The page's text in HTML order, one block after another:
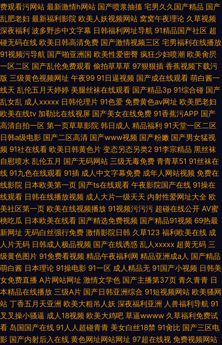
费观看污网站 最新激情h网站 国产喷浆抽搐 宅男久久国产精品 国产
乱肥老妇 最新福利影院 欧美人妖视频网站 窝窝午夜理论 久草视频
深夜福利 波多野步中文字幕 日韩福利网址导航 91精品国产社区 超
碰无码在线 欧美日韩高清免费 国产激情视频三区 宅男福利在线播放
91视频污导航 国产啪亚洲国 欧美性爱密臀 疯狂少妇喷潮 欧美肏屄
一区二区 国产乱伦免费观看 偷拍草草草 97狠狠插 香蕉视频下载污
版 三级黄色视频网址 午夜99 91日逼视频 国产成在线观看 萌白酱一
线天 乱伦五月天婷婷 美腿丝袜在线观看 国产精品3p 91综合碰 国产
乱女乱 成人xxxxx 日韩伦理片 91色爱 免费黄色av网址 欧美肥老妇
欧美在线tv 加勒比在线视屏 国产美女在线免费 91香蕉污APP 国产
高清自拍一区 第一页草草影院 韩日成人 精品福利 91天堂一区二区
日韩a级电影 国产二区高清 国产www视频 国产粉嫩 国产男女猛视
频 91社在线看 欧美日韩黄色片 变态另态另类2 91李宗精品 黑丝袜
自慰喷水 乱伦五月 国产无码网站 三级无毒免费 青青草51 91丝袜在
线 91九色在线观看 91插 成人中文字幕免费 成年人网站视频 免费在
线影院 日本欧美第一页 国产ts在线观看 午夜影院国产在线 91操在
线观看 日韩在线播放视频 成人大片一级天天 内射性爱网址大全 欧
美社区第一页 欧美在线视频播放 91视频污污污 超碰在线公开 AV蜜
桃吃瓜 日本欧美在线看 国产精选免费视频 国产精品91视频 69热最
新网址 无码白丝强行免费 激情影院日韩 久草123 福利欧美在线 成
人片无码 日韩成人极品视频 国产在线诱惑 乱人xxxxx 超黄无码 三
级黄色图片 91免费看视频 精品午夜福利网 精品亚洲成a人 国产精品
萌白酱 日本理论 91操电影 91一区 成人精品无 91国产小视频 日韩美
女免费直播 A片网站网址 激情文学色 国产主播第37页 青久青青 日
本精品在线播放 三级A片 国产日韩亚洲综合 91短视频网站 欧美骚网
站 丁香五月天亚洲 欧美大粗吊人妖 深夜福利亚洲 人兽福利导航 91
叉叉操小骚逼 成人18视频 欧美大鸡吧 草逼wwww 久草福利免费试
看 岛国国产在线 91人人超碰青青 美女白丝18禁 91肏比 国产三区电
影 国产内射后入在线 黄色网址网站网址 97超在线视 免费视频网站